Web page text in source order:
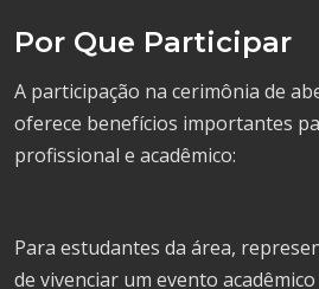
Por Que Participar
A participação na cerimônia de
oferece benefícios importantes
profissional e acadêmico:
Para estudantes da área,
de vivenciar um evento